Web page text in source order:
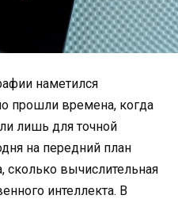
наметился
прошли времена, когда
лишь для точной
на передний план
сколько вычислительная
интеллекта. В